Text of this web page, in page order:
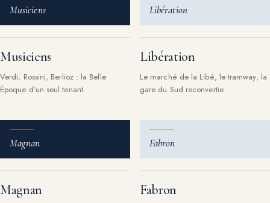
Musiciens
Musiciens
Verdi, Rossini, Berlioz : la Belle
Époque d’un seul tenant.
Libération
Libération
Le marché de la Libé, le tramway, la
gare du Sud reconvertie.
Magnan
Magnan
Fabron
Fabron